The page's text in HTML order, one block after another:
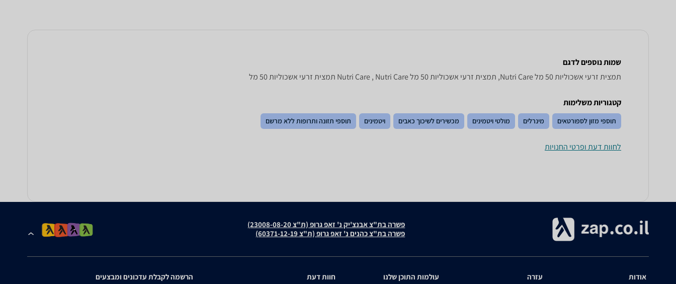
שמות נוספים לדגם
תמצית זרעי אשכוליות 50 מל Nutri Care, תמצית זרעי אשכוליות 50 מל Nutri Care , Nutri Care תמצית זרעי אשכוליות 50 מל
קטגוריות משלימות
תוספי מזון לספורטאים מינרלים מולטי ויטמינים מכשירים לשיכוך כאבים ויטמינים תוספי תזונה ותרופות ללא מרשם
לחוות דעת ופרטי החנויות
פשרה בת"צ אבנצ'יק נ' זאפ גרופ (ת"צ 23008-08-20)
פשרה בת"צ כהנים נ' זאפ גרופ (ת"צ 60371-12-19)
אודות עזרה עולמות התוכן שלנו חוות דעת הרשמה לקבלת עדכונים ומבצעים